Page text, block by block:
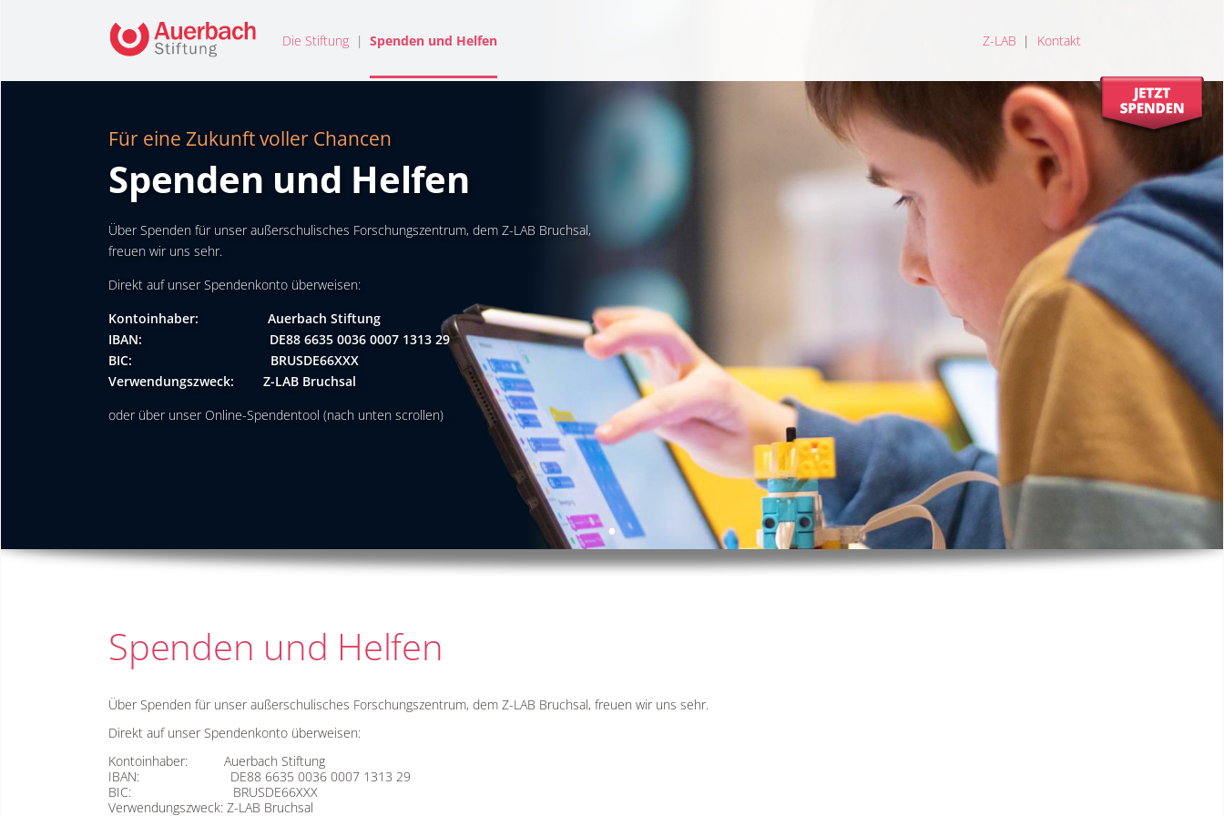
Die Stiftung Spenden und Helfen Z-LAB Kontakt
Für eine Zukunft voller Chancen
Spenden und Helfen
Über Spenden für unser außerschulisches Forschungszentrum, dem Z-LAB Bruchsal,
freuen wir uns sehr.
Direkt auf unser Spendenkonto überweisen:
Kontoinhaber: Auerbach Stiftung
IBAN: DE88 6635 0036 0007 1313 29
BIC: BRUSDE66XXX
Verwendungszweck: Z-LAB Bruchsal
oder über unser Online-Spendentool (nach unten scrollen)
•
Spenden und Helfen
Über Spenden für unser außerschulisches Forschungszentrum, dem Z-LAB Bruchsal, freuen wir uns sehr.
Direkt auf unser Spendenkonto überweisen:
Kontoinhaber: Auerbach Stiftung
IBAN: DE88 6635 0036 0007 1313 29
BIC: BRUSDE66XXX
Verwendungszweck: Z-LAB Bruchsal